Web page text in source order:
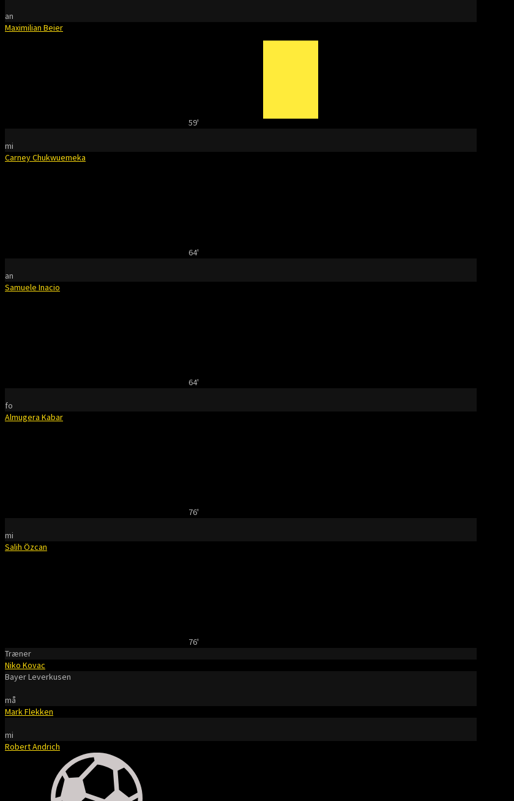
an
Maximilian Beier
59'
mi
Carney Chukwuemeka
64'
an
Samuele Inacio
64'
fo
Almugera Kabar
76'
mi
Salih Özcan
76'
Træner
Niko Kovac
Bayer Leverkusen
må
Mark Flekken
mi
Robert Andrich